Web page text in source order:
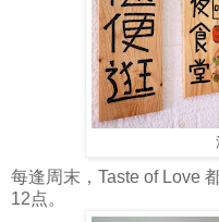
每逢周末，Taste of Love
12点。